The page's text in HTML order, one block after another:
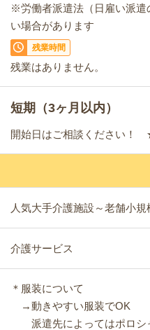
※労働者派遣法（日雇い派遣
い場合があります
残業時間
残業はありません。
短期（3ヶ月以内）
開始日はご相談ください！
人気大手介護施設～老舗小規
介護サービス
＊服装について
→動きやすい服装でOK
派遣先によってはポロシ